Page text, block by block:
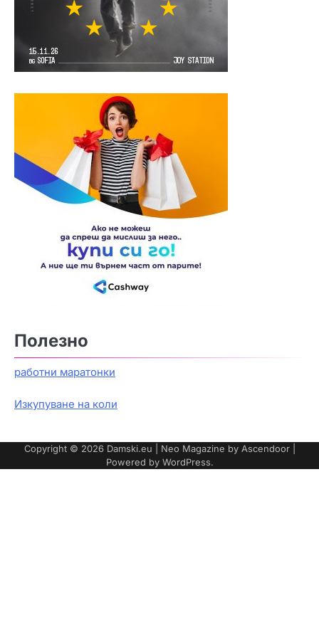
Полезно
работни маратонки
Изкупуване на коли
Copyright © 2026 Damski.eu | Neo Magazine by Ascendoor|
Powered by WordPress.